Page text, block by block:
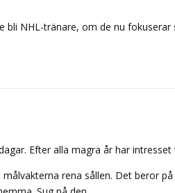
bli NHL-tränare, om de nu fokuserar
Efter alla magra år har intresset
rena sållen. Det beror